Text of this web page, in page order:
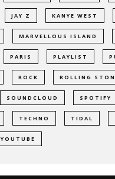
JAY Z KANYE WEST
MARVELLOUS ISLAND
PARIS PLAYLIST
ROCK ROLLING
SOUNDCLOUD SPOTIFY
TECHNO TIDAL
YOUTUBE